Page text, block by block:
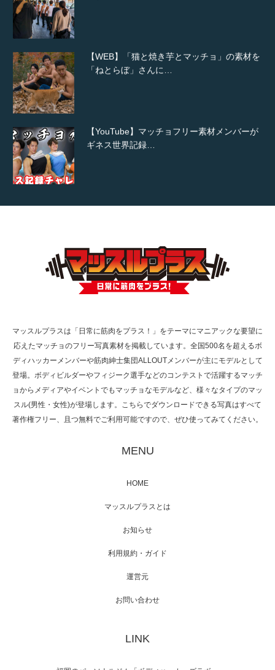
【WEB】「猫と焼き芋とマッチョ」の素材を
「ねとらぼ」さんに…
【YouTube】マッチョフリー素材メンバーが
ギネス世界記録…
【TV】TBS番組「ひるおび」にてマッスルプ
TOKYO FMラジオ番組「ONE MORNING」
で紹介さ…
た（6/8放送）
映画「メカバース」舞台挨拶へマッスルプラ
【TV】NHK BS「COOL JAPAN 」にてマッス
「ねとらぼ」さんに…
マッスルプラスは「日常に筋肉をプラス！」をテーマにマニアックな要望に
応えたマッチョのフリー写真素材を掲載しています。全国500名を超えるボ
ディハッカーメンバーや筋肉紳士集団ALLOUTメンバーが主にモデルとして
登場。ボディビルダーやフィジーク選手などのコンテストで活躍するマッチ
ョからメディアやイベントでもマッチョなモデルなど、様々なタイプのマッ
スル(男性・女性)が登場します。こちらでダウンロードできる写真はすべて
著作権フリー、且つ無料でご利用可能ですので、ぜひ使ってみてください。
MENU
HOME
マッスルプラスとは
お知らせ
利用規約・ガイド
運営元
お問い合わせ
LINK